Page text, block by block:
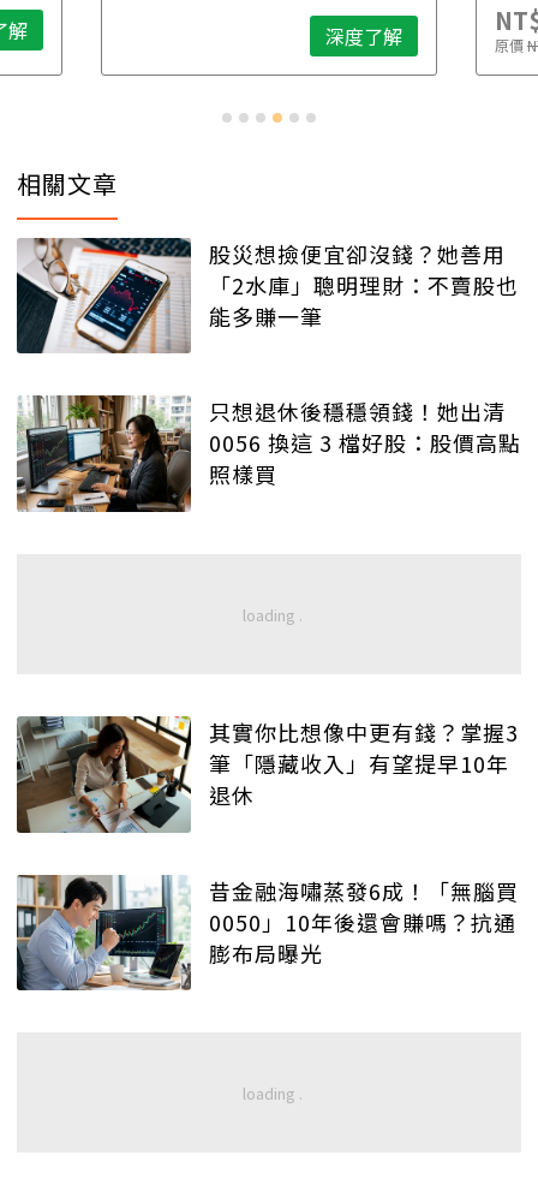
解
深度了解
原價
相關文章
股災想撿便宜卻沒錢？她善用
「2水庫」聰明理財：不賣股也
能多賺一筆
只想退休後穩穩領錢！她出清
0056 換這 3 檔好股：股價高點
照樣買
其實你比想像中更有錢？掌握3
筆「隱藏收入」有望提早10年
退休
昔金融海嘯蒸發6成！「無腦買
0050」10年後還會賺嗎？抗通
膨布局曝光